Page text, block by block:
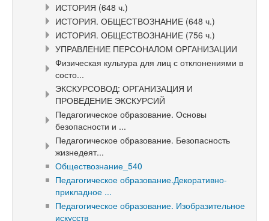
ИСТОРИЯ (648 ч.)
ИСТОРИЯ. ОБЩЕСТВОЗНАНИЕ (648 ч.)
ИСТОРИЯ. ОБЩЕСТВОЗНАНИЕ (756 ч.)
УПРАВЛЕНИЕ ПЕРСОНАЛОМ ОРГАНИЗАЦИИ
Физическая культура для лиц с отклонениями в
состо...
ЭКСКУРСОВОД: ОРГАНИЗАЦИЯ И
ПРОВЕДЕНИЕ ЭКСКУРСИЙ
Педагогическое образование. Основы
безопасности и ...
Педагогическое образование. Безопасность
жизнедеят...
Обществознание_540
Педагогическое образование.Декоративно-
прикладное ...
Педагогическое образование. Изобразительное
искусств